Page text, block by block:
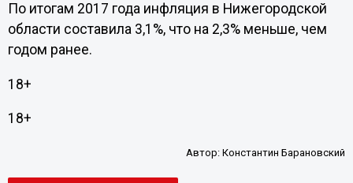
По итогам 2017 года инфляция в Нижегородской
области составила 3,1%, что на 2,3% меньше, чем
годом ранее.
18+
18+
Автор:Константин Барановский